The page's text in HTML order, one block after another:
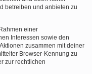
betreiben und anbieten zu
einer
Interessen sowie den
zusammen mit deiner
Browser-Kennung zu
zur rechtlichen